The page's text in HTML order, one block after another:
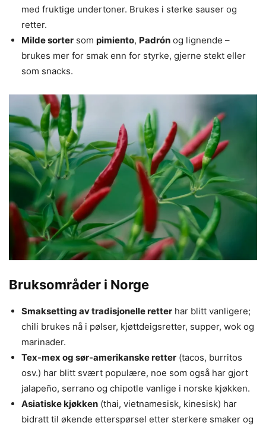
med fruktige undertoner. Brukes i sterke sauser og
retter.
Milde sorter som pimiento, Padrón og lignende –
brukes mer for smak enn for styrke, gjerne stekt eller
som snacks.
Bruksområder i Norge
Smaksetting av tradisjonelle retter har blitt vanligere;
chili brukes nå i pølser, kjøttdeigsretter, supper, wok og
marinader.
Tex-mex og sør-amerikanske retter (tacos, burritos
osv.) har blitt svært populære, noe som også har gjort
jalapeño, serrano og chipotle vanlige i norske kjøkken.
Asiatiske kjøkken (thai, vietnamesisk, kinesisk) har
bidratt til økende etterspørsel etter sterkere smaker og